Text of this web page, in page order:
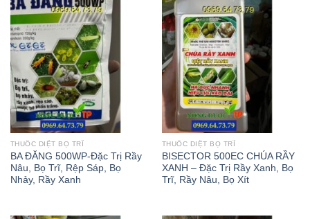
THUỐC DIỆT BỌ TRĨ
BA ĐĂNG 500WP-Đặc Trị Rầy
Nâu, Bọ Trĩ, Rệp Sáp, Bọ
Nhảy, Rầy Xanh
wishlist
THUỐC DIỆT BỌ TRĨ
BISECTOR 500EC CHÚA RẦY
XANH – Đặc Trị Rầy Xanh, Bọ
Trĩ, Rầy Nâu, Bọ Xít